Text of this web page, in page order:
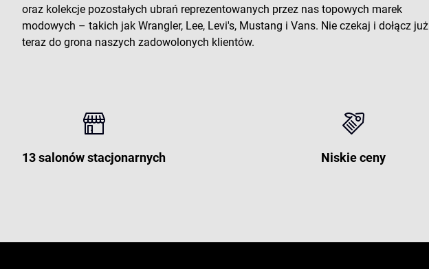
oraz kolekcje pozostałych ubrań reprezentowanych przez nas topowych marek
modowych – takich jak Wrangler, Lee, Levi's, Mustang i Vans. Nie czekaj i dołącz już
teraz do grona naszych zadowolonych klientów.
13 salonów stacjonarnych Niskie ceny